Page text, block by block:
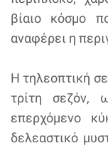
βίαιο κόσμο
αναφέρει η
Η τηλεοπτική
τρίτη σεζόν,
επερχόμενο
δελεαστικό